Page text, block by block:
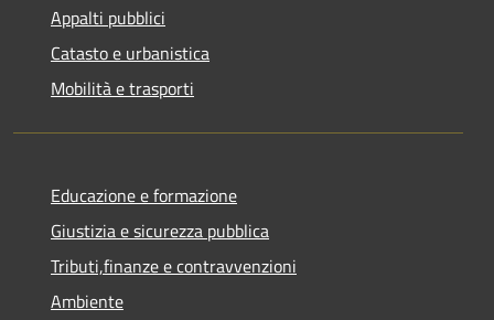
Appalti pubblici
Catasto e urbanistica
Mobilità e trasporti
Educazione e formazione
Giustizia e sicurezza pubblica
Tributi,finanze e contravvenzioni
Ambiente